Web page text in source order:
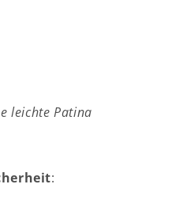
leichte Patina
: